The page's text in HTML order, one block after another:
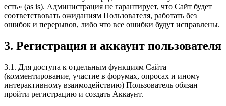
есть» (as is). Администрация не гарантирует, что Сайт будет
соответствовать ожиданиям Пользователя, работать без
ошибок и перерывов, либо что все ошибки будут исправлены.
3. Регистрация и аккаунт пользователя
3.1. Для доступа к отдельным функциям Сайта
(комментирование, участие в форумах, опросах и иному
интерактивному взаимодействию) Пользователь обязан
пройти регистрацию и создать Аккаунт.